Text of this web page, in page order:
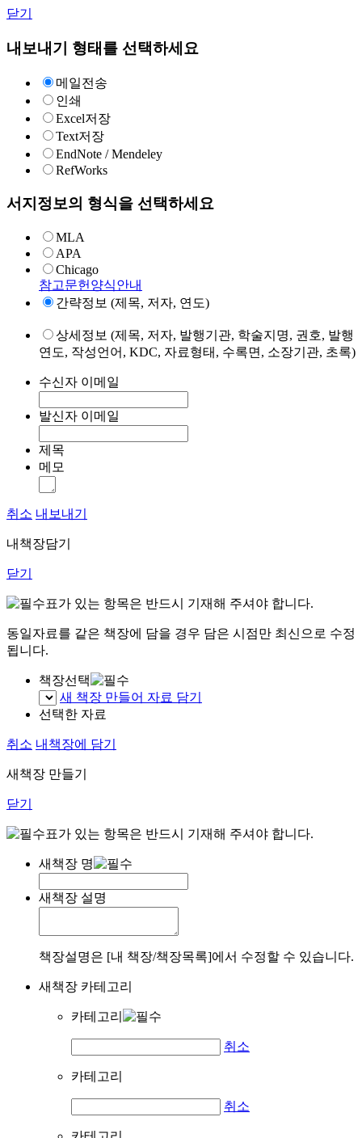
닫기
내보내기 형태를 선택하세요
메일전송
인쇄
Excel저장
Text저장
EndNote / Mendeley
RefWorks
서지정보의 형식을 선택하세요
MLA
APA
Chicago
참고문헌양식안내
간략정보 (제목, 저자, 연도)
상세정보 (제목, 저자, 발행기관, 학술지명, 권호, 발행
연도, 작성언어, KDC, 자료형태, 수록면, 소장기관, 초록)
수신자 이메일
발신자 이메일
제목
메모
취소 내보내기
내책장담기
닫기
표가 있는 항목은 반드시 기재해 주셔야 합니다.
동일자료를 같은 책장에 담을 경우 담은 시점만 최신으로 수정
됩니다.
책장선택
새 책장 만들어 자료 담기
선택한 자료
취소 내책장에 담기
새책장 만들기
닫기
표가 있는 항목은 반드시 기재해 주셔야 합니다.
새책장 명
새책장 설명
책장설명은 [내 책장/책장목록]에서 수정할 수 있습니다.
새책장 카테고리
카테고리
취소
카테고리
취소